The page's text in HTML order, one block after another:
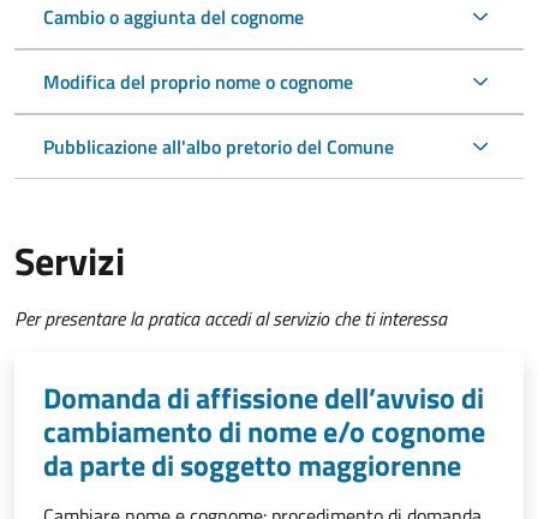
Cambio o aggiunta del cognome
Modifica del proprio nome o cognome
Pubblicazione all'albo pretorio del Comune
Servizi
Per presentare la pratica accedi al servizio che ti interessa
Domanda di affissione dell’avviso di
cambiamento di nome e/o cognome
da parte di soggetto maggiorenne